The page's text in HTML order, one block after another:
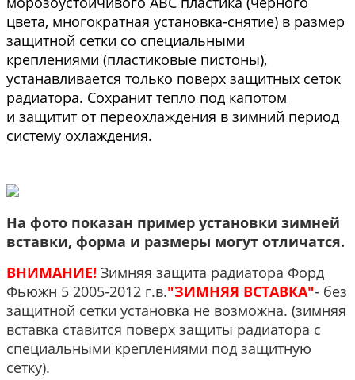
цвета, многократная установка-снятие) в размер
защитной сетки со специальными
креплениями (пластиковые пистоны),
устанавливается только поверх защитных сеток
радиатора. Сохранит тепло под капотом
и защитит от переохлаждения в зимний период
систему охлаждения.
На фото показан пример установки зимней
вставки, форма и размеры могут отличатся.
ВНИМАНИЕ! Зимняя защита радиатора Форд
Фьюжн 5 2005-2012 г.в."ЗИМНЯЯ ВСТАВКА"- без
защитной сетки установка не возможна. (зимняя
вставка ставится поверх защиты радиатора с
специальными креплениями под защитную
сетку).